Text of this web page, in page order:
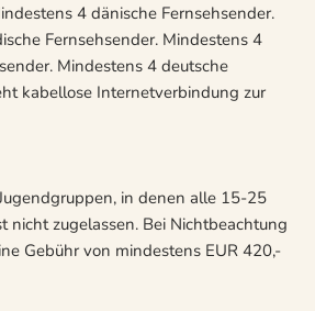
4 dänische Fernsehsender.
Fernsehsender. Mindestens 4
Mindestens 4 deutsche
kabellose Internetverbindung zur
in denen alle 15-25
nicht zugelassen. Bei Nichtbeachtung
Gebühr von mindestens EUR 420,-